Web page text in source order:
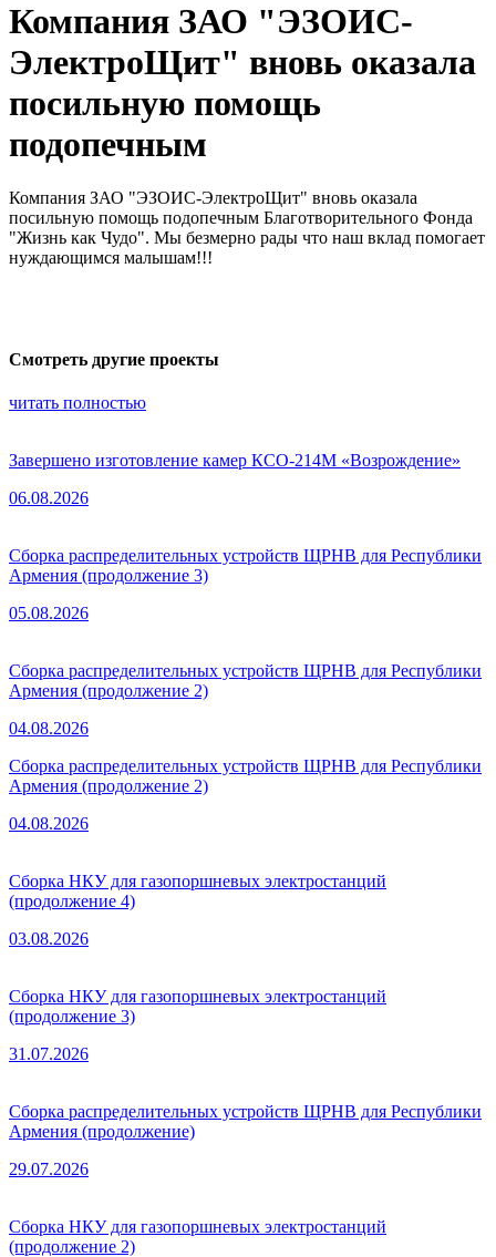
Компания ЗАО "ЭЗОИС-
ЭлектроЩит" вновь оказала
посильную помощь
подопечным
Компания ЗАО "ЭЗОИС-ЭлектроЩит" вновь оказала
посильную помощь подопечным Благотворительного Фонда
"Жизнь как Чудо". Мы безмерно рады что наш вклад помогает
нуждающимся малышам!!!
Смотреть другие проекты
читать полностью
Завершено изготовление камер КСО-214М «Возрождение»
06.08.2026
Сборка распределительных устройств ЩРНВ для Республики
Армения (продолжение 3)
05.08.2026
Сборка распределительных устройств ЩРНВ для Республики
Армения (продолжение 2)
04.08.2026
Сборка распределительных устройств ЩРНВ для Республики
Армения (продолжение 2)
04.08.2026
Сборка НКУ для газопоршневых электростанций
(продолжение 4)
03.08.2026
Сборка НКУ для газопоршневых электростанций
(продолжение 3)
31.07.2026
Сборка распределительных устройств ЩРНВ для Республики
Армения (продолжение)
29.07.2026
Сборка НКУ для газопоршневых электростанций
(продолжение 2)